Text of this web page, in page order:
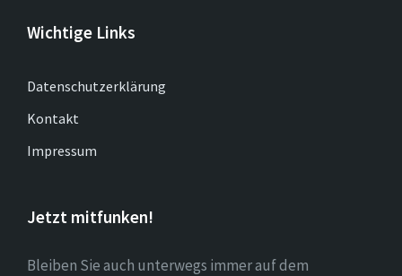
Wichtige Links
Datenschutzerklärung
Kontakt
Impressum
Jetzt mitfunken!
Bleiben Sie auch unterwegs immer auf dem